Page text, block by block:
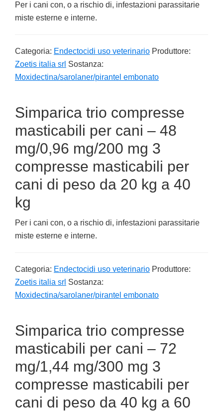
Per i cani con, o a rischio di, infestazioni parassitarie
miste esterne e interne.
Categoria: Endectocidi uso veterinario Produttore:
Zoetis italia srl Sostanza:
Moxidectina/sarolaner/pirantel embonato
Simparica trio compresse
masticabili per cani – 48
mg/0,96 mg/200 mg 3
compresse masticabili per
cani di peso da 20 kg a 40
kg
Per i cani con, o a rischio di, infestazioni parassitarie
miste esterne e interne.
Categoria: Endectocidi uso veterinario Produttore:
Zoetis italia srl Sostanza:
Moxidectina/sarolaner/pirantel embonato
Simparica trio compresse
masticabili per cani – 72
mg/1,44 mg/300 mg 3
compresse masticabili per
cani di peso da 40 kg a 60